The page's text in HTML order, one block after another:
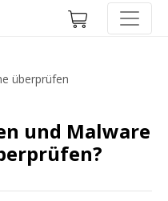
überprüfen
und Malware